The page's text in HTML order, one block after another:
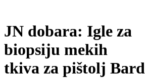
JN dobara: Igle za
biopsiju mekih
tkiva za pištolj Bard